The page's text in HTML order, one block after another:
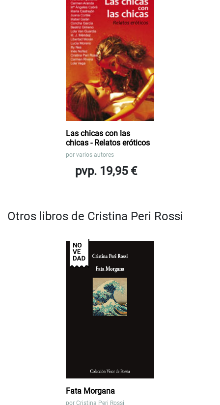
Las chicas con las
chicas - Relatos eróticos
por varios autores
pvp. 19,95 €
Otros libros de Cristina Peri Rossi
Fata Morgana
por Cristina Peri Rossi